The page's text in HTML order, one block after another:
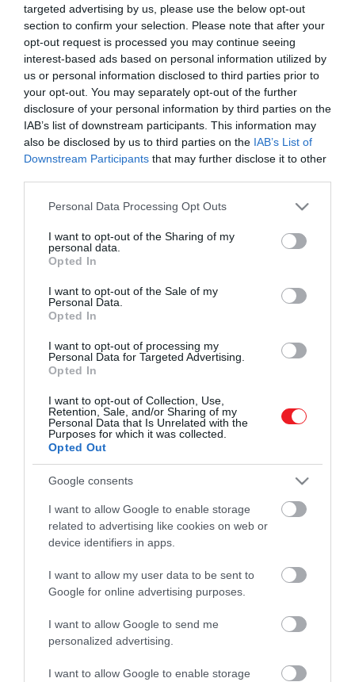
targeted advertising by us, please use the below opt-out
section to confirm your selection. Please note that after your
opt-out request is processed you may continue seeing
interest-based ads based on personal information utilized by
us or personal information disclosed to third parties prior to
your opt-out. You may separately opt-out of the further
disclosure of your personal information by third parties on the
IAB’s list of downstream participants. This information may
also be disclosed by us to third parties on the IAB’s List of
Downstream Participants that may further disclose it to other
Please note that this website/app uses one or more Google
not limited to your visit or usage behaviour. You may click to
grant or deny consent to Google and its third-party tags to
use your data for below specified purposes in below Google
consent section.
Personal Data Processing Opt Outs
I want to opt-out of the Sharing of my
personal data.
Opted In
I want to opt-out of the Sale of my
Personal Data.
Opted In
I want to opt-out of processing my
Personal Data for Targeted Advertising.
Opted In
I want to opt-out of Collection, Use,
Retention, Sale, and/or Sharing of my
Personal Data that Is Unrelated with the
Purposes for which it was collected.
Opted Out
Google consents
I want to allow Google to enable storage
related to advertising like cookies on web or
device identifiers in apps.
I want to allow my user data to be sent to
Google for online advertising purposes.
I want to allow Google to send me
personalized advertising.
I want to allow Google to enable storage
Habár már soha nem fogjuk biztosan
megtudni, hogyan is nézett ki valójában a
cápák egyik legnagyobb őse, a
megalodon, egy új tanulmány most az
Science Alert cikkéből.
2025. MÁRCIUS 17. ● HAMU ÉS GYÉMÁNT
Megdöbbentő megállapításra
jutottak az őscápák…
HAMU ÉS GYÉMÁNT
Művelődj, szórakozz, kíváncsiskodj, kóstolgass
és ismerd meg a Hamu és Gyémánt világát!
ROVATOK
Kultúra